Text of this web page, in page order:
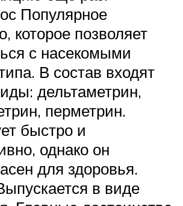
Популярное
которое позволяет
с насекомыми
В состав входят
дельтаметрин,
перметрин.
быстро и
однако он
для здоровья.
в виде